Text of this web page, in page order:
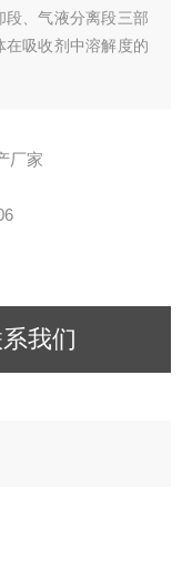
、气液分离段三部
吸收剂中溶解度的
厂家
我们